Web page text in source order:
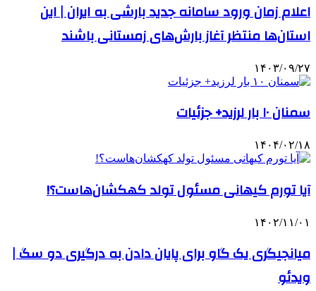
اعلام زمان ورود سامانه جدید بارشی به ایران | این
استان‌ها منتظر آغاز بارش‌های زمستانی باشند
۱۴۰۳/۰۹/۲۷
سمنان ۱۰ بار لرزید+ جزئیات
۱۴۰۴/۰۲/۱۸
آیا تورم کیهانی مسئول تولد کهکشان‌هاست؟!
۱۴۰۲/۱۱/۰۱
میانجیگری یک گاو برای پایان دادن به درگیری دو سگ |
ویدئو